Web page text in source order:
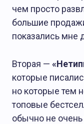
О Журнале АТ
чем просто
большие
показались мне
Вторая —
которые
но которые тем
топовые
обычно не